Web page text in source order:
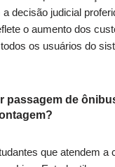
decisão judicial
o aumento dos
os usuários do
passagem de
que atendem a